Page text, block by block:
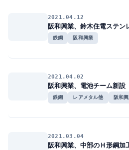
2021.04.12
阪和興業、鈴木住電ステン
鉄鋼 阪和興業
2021.04.02
阪和興業、電池チーム新
鉄鋼 レアメタル他 阪和
2021.03.04
阪和興業、中部のＨ形鋼